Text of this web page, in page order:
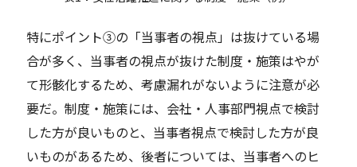
特にポイント③の「当事者の視点」は抜けている場
合が多く、当事者の視点が抜けた制度・施策はやが
て形骸化するため、考慮漏れがないように注意が必
要だ。制度・施策には、会社・人事部門視点で検討
した方が良いものと、当事者視点で検討した方が良
いものがあるため、後者については、当事者へのヒ